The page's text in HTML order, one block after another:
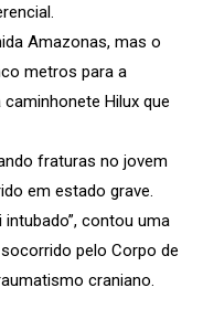
Amazonas, mas o
metros para a
Hilux que
fraturas no jovem
em estado grave.
contou uma
pelo Corpo de
craniano.